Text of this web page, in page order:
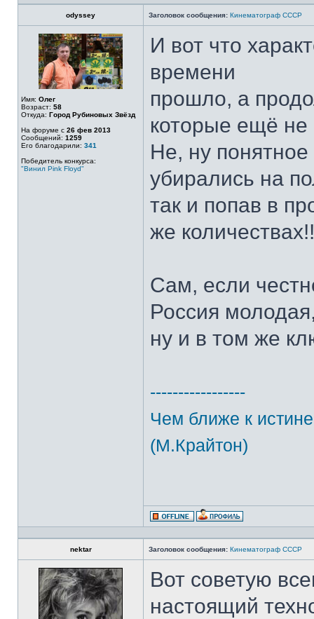
odyssey Заголовок сообщения: Кинематограф СССР
Имя: Олег
Возраст: 58
Откуда: Город Рубиновых Звёзд
На форуме с 26 фев 2013
Сообщений: 1259
Его благодарили: 341
Победитель конкурса:
"Винил Pink Floyd"
И вот что
времени
прошло, а
которые ещё не
Не, ну
убирались на
так и попав в
же
Сам, если
Россия
ну и в том же
-----------------
Чем ближе к
(М.Крайтон)
nektar Заголовок сообщения: Кинематограф СССР
Вот советую
настоящий